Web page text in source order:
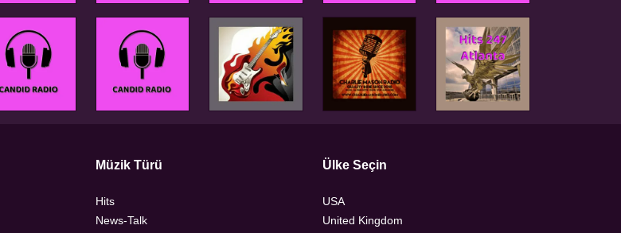
Müzik Türü
Hits
News-Talk
Ülke Seçin
USA
United Kingdom